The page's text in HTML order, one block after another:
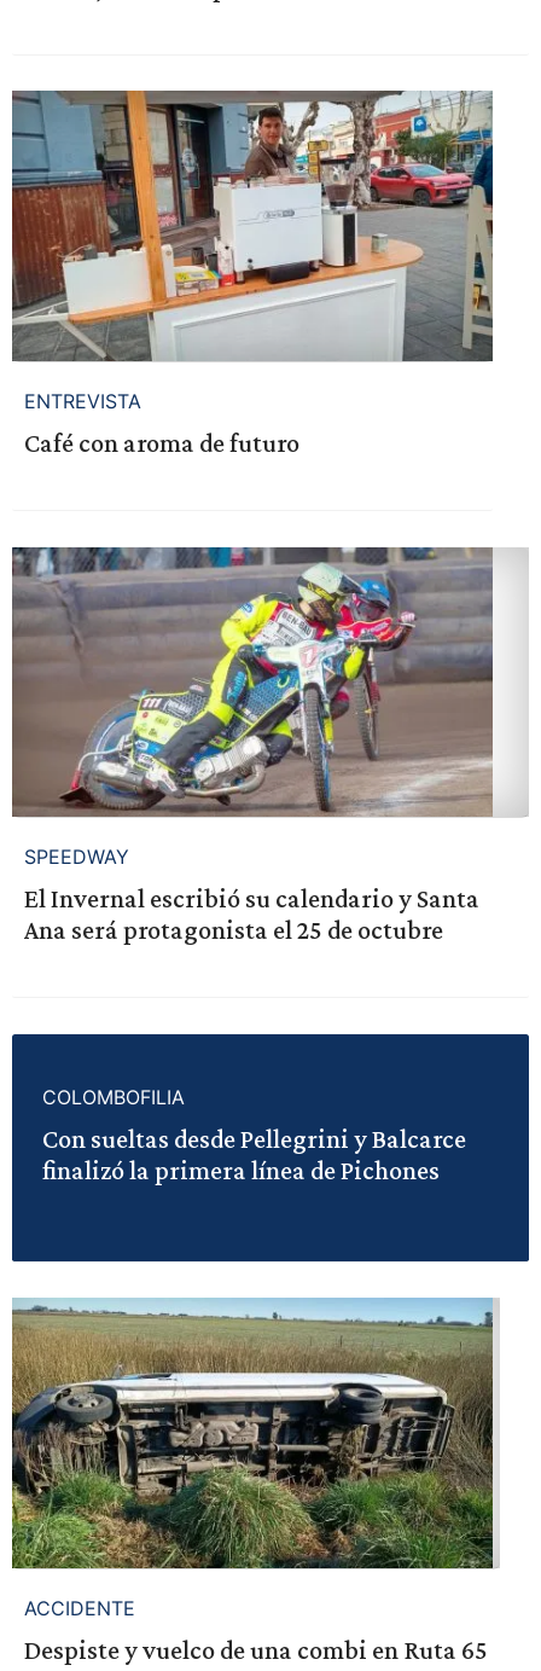
ENTREVISTA
Café con aroma de futuro
SPEEDWAY
El Invernal escribió su calendario y Santa
Ana será protagonista el 25 de octubre
COLOMBOFILIA
Con sueltas desde Pellegrini y Balcarce
finalizó la primera línea de Pichones
ACCIDENTE
Despiste y vuelco de una combi en Ruta 65